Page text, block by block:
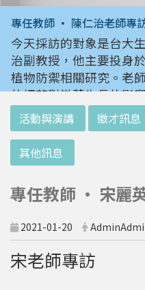
專任教師 • 陳仁治老師專
今天採訪的對象是台大
治副教授，他主要投身
植物防禦相關研究。老
的細菌對微藻生長的影
長的細菌，若能成功或
藻培養的新選擇。
我們所了解到的仁治老
程的人。他也曾經轉換
最喜歡的植物學科上。
們，去嘗試不同的東西
能夠帶來意外的驚喜。
活動與演講 徵才訊息
其他訊息
專任教師 • 宋麗
2021-01-20
宋老師專訪